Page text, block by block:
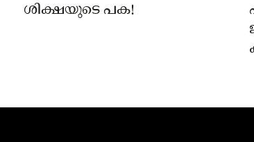
ശിക്ഷയുടെ പക!